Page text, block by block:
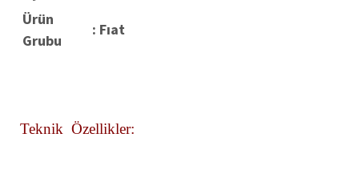
Ürün
Grubu
: Fıat
Teknik Özellikler: